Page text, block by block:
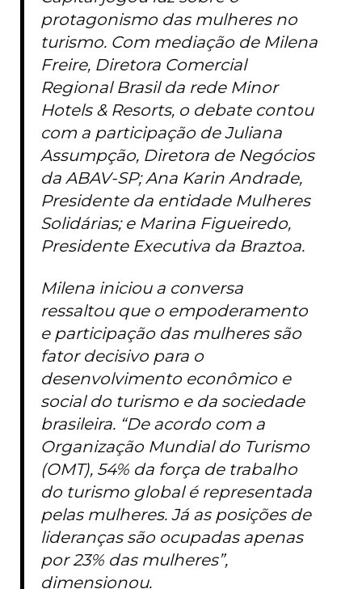
protagonismo das mulheres no
turismo. Com mediação de Milena
Freire, Diretora Comercial
Regional Brasil da rede Minor
Hotels & Resorts, o debate contou
com a participação de Juliana
Assumpção, Diretora de Negócios
da ABAV-SP; Ana Karin Andrade,
Presidente da entidade Mulheres
Solidárias; e Marina Figueiredo,
Presidente Executiva da Braztoa.
Milena iniciou a conversa
ressaltou que o empoderamento
e participação das mulheres são
fator decisivo para o
desenvolvimento econômico e
social do turismo e da sociedade
brasileira. “De acordo com a
Organização Mundial do Turismo
(OMT), 54% da força de trabalho
do turismo global é representada
pelas mulheres. Já as posições de
lideranças são ocupadas apenas
por 23% das mulheres”,
dimensionou.